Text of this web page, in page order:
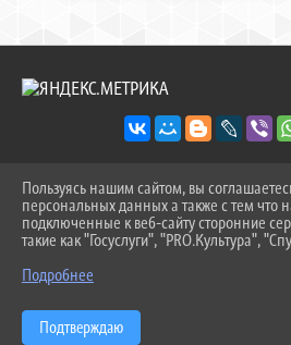
2026 Г. SOSH-9TOB.RU
ВХОД
КАРТА САЙТА
СДЕЛАНО НА KUBCMS
РАЗРАБОТКА И ПОДДЕРЖКА
Пользуясь нашим сайтом, вы
персональных данных а также с тем что
подключенные к веб-сайту сторонние
такие как "Госуслуги", "PRO.Культура",
Подробнее
Подтверждаю